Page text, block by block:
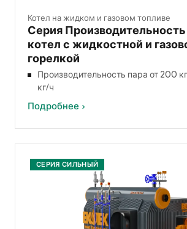
Котел на жидком и газовом топливе
Серия
котел с жидкостной и
горелкой
Производительность пара от 200
кг/ч
Подробнее ›
СЕРИЯ СИЛЬНЫЙ